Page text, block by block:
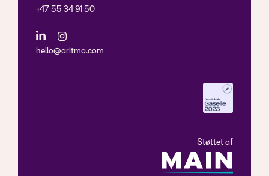
+47 55 34 91 50
hello@aritma.com
Støttet af